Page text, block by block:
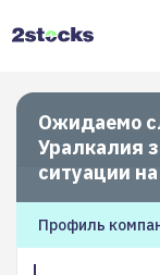
Ожидаемо
Уралкалия
ситуации
Профиль